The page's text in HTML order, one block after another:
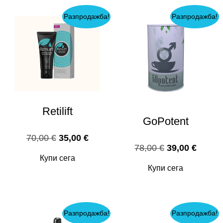
Разпродажба!
Retilift
70,00€ Original
was:
35,00 €Текущата
Купи сега
Разпродажба!
GoPotent
78,00€ Original
was:
39,00€
Купи сега
Разпродажба! Разпродажба!